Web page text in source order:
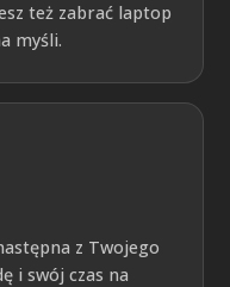
też zabrać laptop
myśli.
z Twojego
i swój czas na